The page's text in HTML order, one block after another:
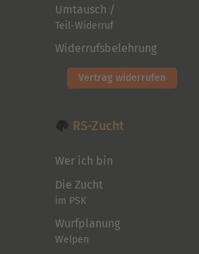
Umtausch /
Teil-Widerruf
Widerrufsbelehrung
Vertrag widerrufen
RS-Zucht
Wer ich bin
Die Zucht
im PSK
Wurfplanung
Welpen